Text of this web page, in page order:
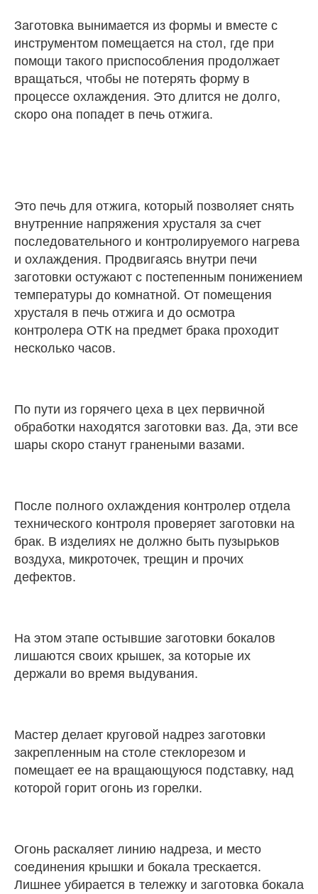
Заготовка вынимается из формы и вместе с
инструментом помещается на стол, где при
помощи такого приспособления продолжает
вращаться, чтобы не потерять форму в
процессе охлаждения. Это длится не долго,
скоро она попадет в печь отжига.
Это печь для отжига, который позволяет снять
внутренние напряжения хрусталя за счет
последовательного и контролируемого нагрева
и охлаждения. Продвигаясь внутри печи
заготовки остужают с постепенным понижением
температуры до комнатной. От помещения
хрусталя в печь отжига и до осмотра
контролера ОТК на предмет брака проходит
несколько часов.
По пути из горячего цеха в цех первичной
обработки находятся заготовки ваз. Да, эти все
шары скоро станут гранеными вазами.
После полного охлаждения контролер отдела
технического контроля проверяет заготовки на
брак. В изделиях не должно быть пузырьков
воздуха, микроточек, трещин и прочих
дефектов.
На этом этапе остывшие заготовки бокалов
лишаются своих крышек, за которые их
держали во время выдувания.
Мастер делает круговой надрез заготовки
закрепленным на столе стеклорезом и
помещает ее на вращающуюся подставку, над
которой горит огонь из горелки.
Огонь раскаляет линию надреза, и место
соединения крышки и бокала трескается.
Лишнее убирается в тележку и заготовка бокала